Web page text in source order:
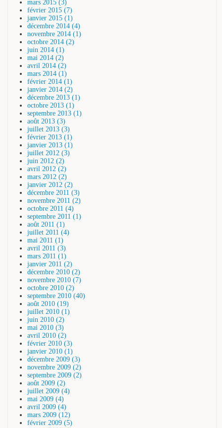
mars 2015 (3)
février 2015 (7)
janvier 2015 (1)
décembre 2014 (4)
novembre 2014 (1)
octobre 2014 (2)
juin 2014 (1)
mai 2014 (2)
avril 2014 (2)
mars 2014 (1)
février 2014 (1)
janvier 2014 (2)
décembre 2013 (1)
octobre 2013 (1)
septembre 2013 (1)
août 2013 (3)
juillet 2013 (3)
février 2013 (1)
janvier 2013 (1)
juillet 2012 (3)
juin 2012 (2)
avril 2012 (2)
mars 2012 (2)
janvier 2012 (2)
décembre 2011 (3)
novembre 2011 (2)
octobre 2011 (4)
septembre 2011 (1)
août 2011 (1)
juillet 2011 (4)
mai 2011 (1)
avril 2011 (3)
mars 2011 (1)
janvier 2011 (2)
décembre 2010 (2)
novembre 2010 (7)
octobre 2010 (2)
septembre 2010 (40)
août 2010 (19)
juillet 2010 (1)
juin 2010 (2)
mai 2010 (3)
avril 2010 (2)
février 2010 (3)
janvier 2010 (1)
décembre 2009 (3)
novembre 2009 (2)
septembre 2009 (2)
août 2009 (2)
juillet 2009 (4)
mai 2009 (4)
avril 2009 (4)
mars 2009 (12)
février 2009 (5)